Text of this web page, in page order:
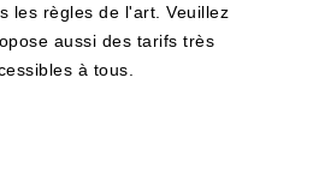
les règles de l'art. Veuillez
aussi des tarifs très
à tous.